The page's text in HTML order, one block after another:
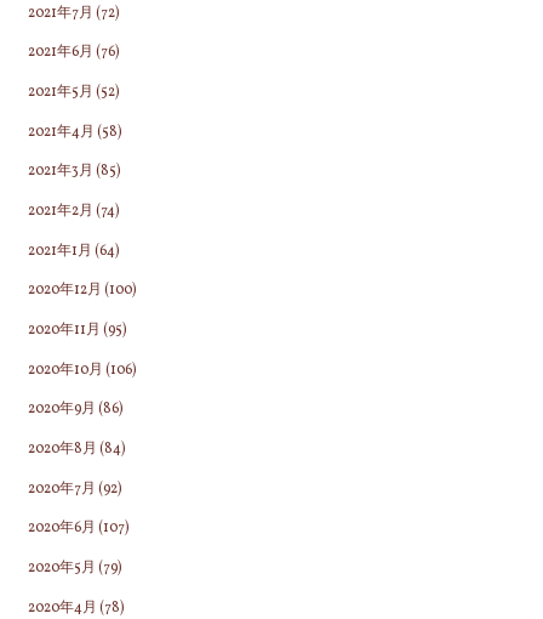
2021年7月 (72)
2021年6月 (76)
2021年5月 (52)
2021年4月 (58)
2021年3月 (85)
2021年2月 (74)
2021年1月 (64)
2020年12月 (100)
2020年11月 (95)
2020年10月 (106)
2020年9月 (86)
2020年8月 (84)
2020年7月 (92)
2020年6月 (107)
2020年5月 (79)
2020年4月 (78)